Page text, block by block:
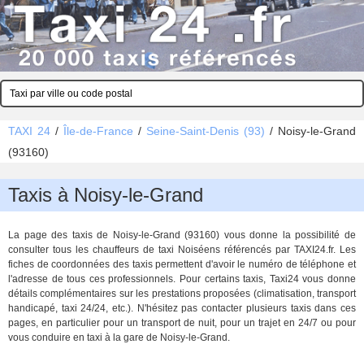
TAXI 24 / Île-de-France / Seine-Saint-Denis (93) / Noisy-le-Grand
(93160)
Taxis à Noisy-le-Grand
La page des taxis de Noisy-le-Grand (93160) vous donne la possibilité de
consulter tous les chauffeurs de taxi Noiséens référencés par TAXI24.fr. Les
fiches de coordonnées des taxis permettent d'avoir le numéro de téléphone et
l'adresse de tous ces professionnels. Pour certains taxis, Taxi24 vous donne
détails complémentaires sur les prestations proposées (climatisation, transport
handicapé, taxi 24/24, etc.). N'hésitez pas contacter plusieurs taxis dans ces
pages, en particulier pour un transport de nuit, pour un trajet en 24/7 ou pour
vous conduire en taxi à la gare de Noisy-le-Grand.